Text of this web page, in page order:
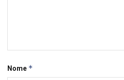
Nome *